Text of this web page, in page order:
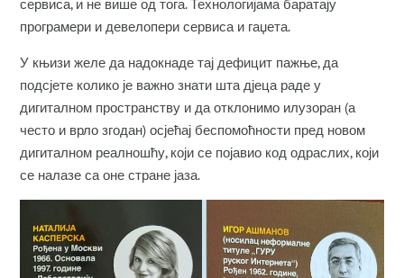
сервиса, и не више од тога. Технологијама баратају
програмери и девелопери сервиса и гаџета.
У књизи желе да надокнаде тај дефицит пажње, да
подсјете колико је важно знати шта дјеца раде у
дигиталном пространству и да отклонимо илузоран (а
често и врло згодан) осјећај беспомоћности пред новом
дигиталном реалношћу, који се појавио код одраслих, који
се налазе са оне стране јаза.